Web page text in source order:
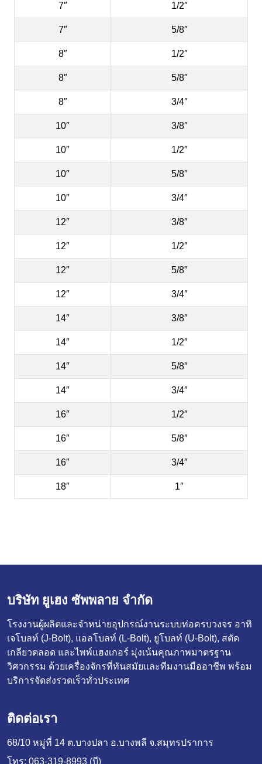
7″ 1/2″
7″ 5/8″
8″ 1/2″
8″ 5/8″
8″ 3/4″
10″ 3/8″
10″ 1/2″
10″ 5/8″
10″ 3/4″
12″ 3/8″
12″ 1/2″
12″ 5/8″
12″ 3/4″
14″ 3/8″
14″ 1/2″
14″ 5/8″
14″ 3/4″
16″ 1/2″
16″ 5/8″
16″ 3/4″
18″ 1″
บริษัท ยูเฮง ซัพพลาย จำกัด
โรงงานผู้ผลิตและจำหน่ายอุปกรณ์งานระบบท่อครบวงจร อาทิ
เจโบลท์ (J-Bolt), แอลโบลท์ (L-Bolt), ยูโบลท์ (U-Bolt), สตัด
เกลียวตลอด และไพพ์แฮงเกอร์ มุ่งเน้นคุณภาพมาตรฐาน
วิศวกรรม ด้วยเครื่องจักรที่ทันสมัยและทีมงานมืออาชีพ พร้อม
บริการจัดส่งรวดเร็วทั่วประเทศ
ติดต่อเรา
68/10 หมู่ที่ 14 ต.บางปลา อ.บางพลี จ.สมุทรปราการ
โทร: 063-319-8993 (บี)